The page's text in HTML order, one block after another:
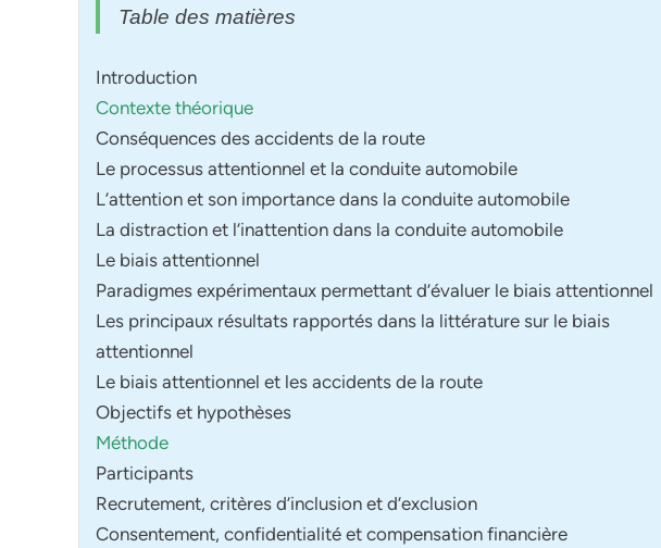
Table des matières
Introduction
Contexte théorique
Conséquences des accidents de la route
Le processus attentionnel et la conduite automobile
L’attention et son importance dans la conduite automobile
La distraction et l’inattention dans la conduite automobile
Le biais attentionnel
Paradigmes expérimentaux permettant d’évaluer le biais attentionnel
Les principaux résultats rapportés dans la littérature sur le biais
attentionnel
Le biais attentionnel et les accidents de la route
Objectifs et hypothèses
Méthode
Participants
Recrutement, critères d’inclusion et d’exclusion
Consentement, confidentialité et compensation financière